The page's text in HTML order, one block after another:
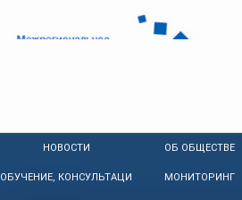
НОВОСТИ ОБ ОБЩЕСТВЕ
ОБУЧЕНИЕ, КОНСУЛЬТАЦИИ МОНИТОРИНГ